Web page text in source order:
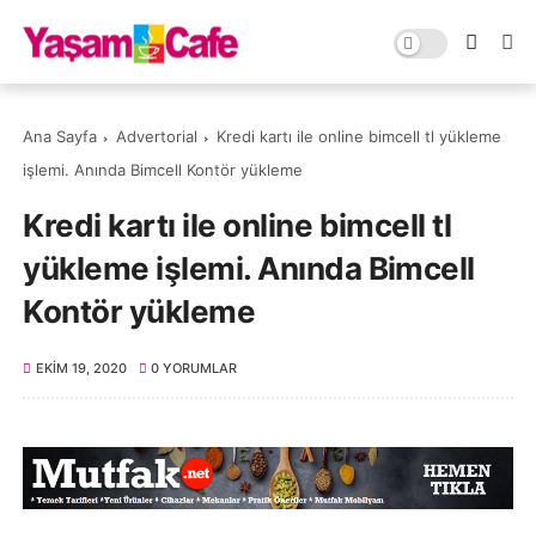
Ana Sayfa Advertorial
Kredi kartı ile online bimcell tl yükleme
işlemi. Anında Bimcell Kontör yükleme
Kredi kartı ile online bimcell tl
yükleme işlemi. Anında Bimcell
Kontör yükleme
EKIM 19, 2020 0 YORUMLAR